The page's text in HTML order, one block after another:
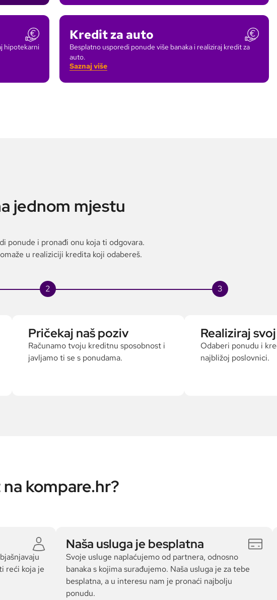
hipotekarni
Kredit za auto
Besplatno usporedi ponude više banaka i realiziraj kredit za
auto.
Saznaj više
jednom mjestu
ponude i pronađi onu koja ti odgovara.
u realiziciji kredita koji odabereš.
2
Pričekaj naš poziv
Računamo tvoju kreditnu sposobnost i
javljamo ti se s ponudama.
3
Realiziraj
Odaberi ponudu i
najbližoj poslovnici.
kompare.hr?
reći koja je
Naša usluga je besplatna
Svoje usluge naplaćujemo od partnera, odnosno
banaka s kojima surađujemo. Naša usluga je za tebe
besplatna, a u interesu nam je pronaći najbolju
ponudu.